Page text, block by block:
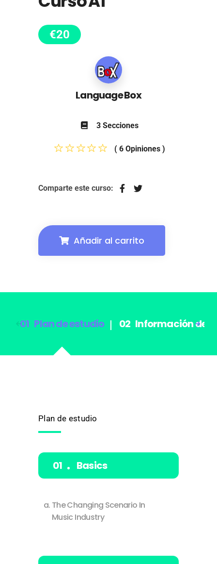
€20
Language Box
3 Secciones
( 6 Opiniones )
Comparte este curso:
Añadir al carrito
Plan de estudio Información del
Plan de estudio
Basics
The Changing Scenario In
Music Industry